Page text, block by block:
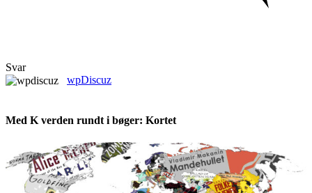
Svar
wpDiscuz
Med K verden rundt i bøger: Kortet